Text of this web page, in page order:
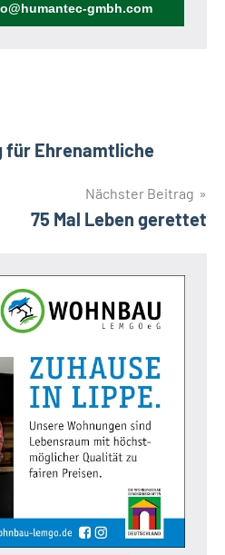
gmbh.com
für Ehrenamtliche
Nächster Beitrag
75 Mal Leben gerettet